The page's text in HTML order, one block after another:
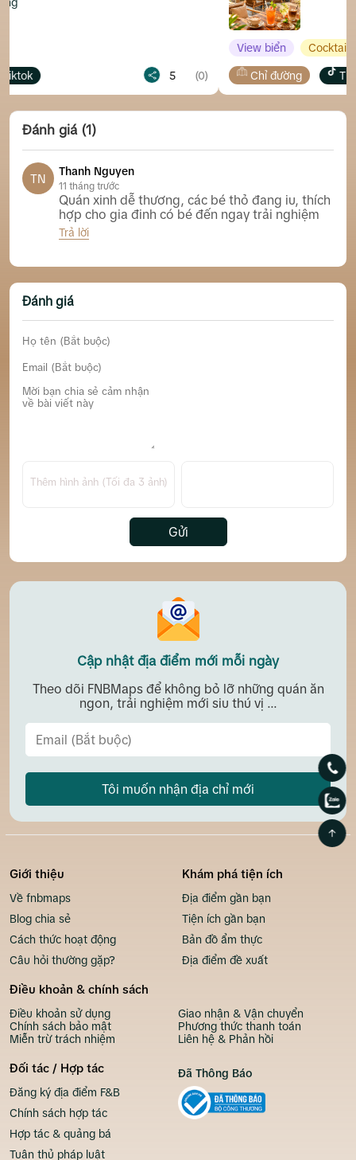
5
Chill đêm Sang
Chỉ đường Tiktok
Đánh giá (1)
TN
Thanh Nguyen
11 tháng trước
Quán xinh dễ thương, các bé thỏ đang iu, thích
hợp cho gia đinh có bé đến ngay trải nghiệm
Trả lời
Đánh giá
Thêm hình ảnh (Tối đa 3 ảnh)
Gửi
Cập nhật địa điểm mới mỗi ngày
Theo dõi FNBMaps để không bỏ lỡ những quán ăn
ngon, trải nghiệm mới siu thú vị ...
Tôi muốn nhận địa chỉ mới
Giới thiệu
Về fnbmaps
Blog chia sẻ
Cách thức hoạt động
Câu hỏi thường gặp?
Khám phá tiện ích
Địa điểm gần bạn
Tiện ích gần bạn
Bản đồ ẩm thực
Địa điểm đề xuất
Điều khoản & chính sách
Điều khoản sử dụng
Chính sách bảo mật
Miễn trừ trách nhiệm
Giao nhận & Vận chuyển
Phương thức thanh toán
Liên hệ & Phản hồi
Đối tác / Hợp tác
Đăng ký địa điểm F&B
Chính sách hợp tác
Hợp tác & quảng bá
Tuân thủ pháp luật
Đã Thông Báo